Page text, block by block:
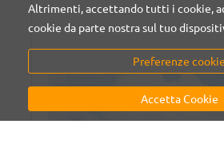
Altrimenti, accettando tutti i cookie,
cookie da parte nostra sul tuo
Preferenze cookie
Accetta Cookie